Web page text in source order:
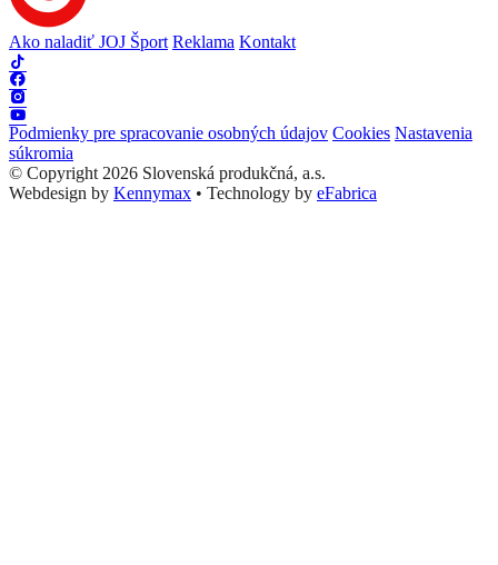
Ako naladiť JOJ Šport Reklama Kontakt
Podmienky pre spracovanie osobných údajov Cookies Nastavenia
súkromia
© Copyright 2026 Slovenská produkčná, a.s.
Webdesign by Kennymax • Technology by eFabrica